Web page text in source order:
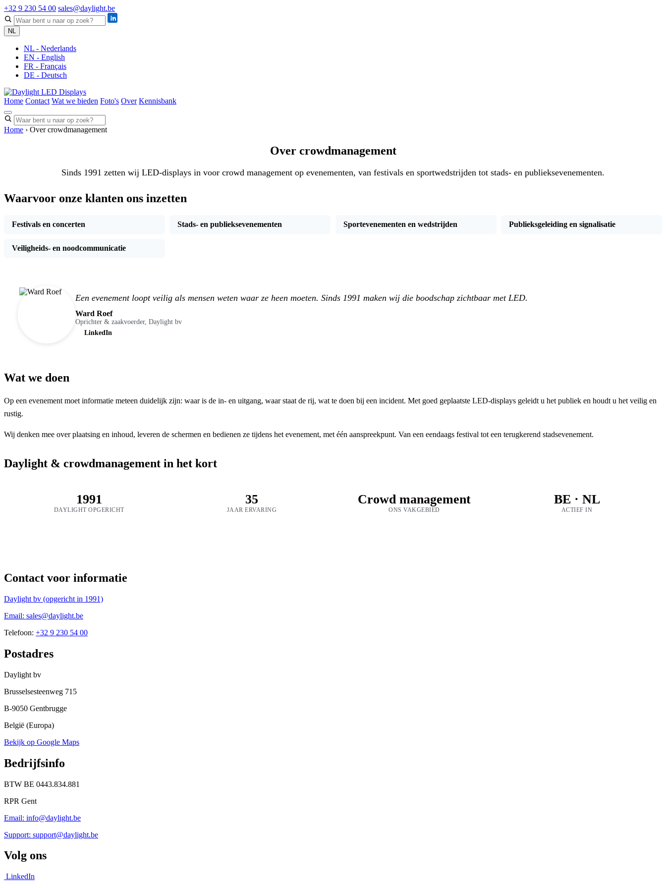
+32 9 230 54 00 sales@daylight.be
NL
NL - Nederlands
EN - English
FR - Français
DE - Deutsch
Home Contact Wat we bieden Foto's Over Kennisbank
Home › Over crowdmanagement
Over crowdmanagement
Sinds 1991 zetten wij LED-displays in voor crowd management op evenementen, van festivals en sportwedstrijden tot stads- en publieksevenementen.
Waarvoor onze klanten ons inzetten
Festivals en concerten Stads- en publieksevenementen Sportevenementen en wedstrijden Publieksgeleiding en signalisatie
Veiligheids- en noodcommunicatie
Een evenement loopt veilig als mensen weten waar ze heen moeten. Sinds 1991 maken wij die boodschap zichtbaar met LED.
Ward Roef
Oprichter & zaakvoerder, Daylight bv
LinkedIn
Wat we doen
Op een evenement moet informatie meteen duidelijk zijn: waar is de in- en uitgang, waar staat de rij, wat te doen bij een incident. Met goed geplaatste LED-displays geleidt u het publiek en houdt u het veilig en
rustig.
Wij denken mee over plaatsing en inhoud, leveren de schermen en bedienen ze tijdens het evenement, met één aanspreekpunt. Van een eendaags festival tot een terugkerend stadsevenement.
Daylight & crowdmanagement in het kort
1991
DAYLIGHT OPGERICHT
35
JAAR ERVARING
Crowd management
ONS VAKGEBIED
BE · NL
ACTIEF IN
Contact voor informatie
Daylight bv (opgericht in 1991)
Email: sales@daylight.be
Telefoon: +32 9 230 54 00
Postadres
Daylight bv
Brusselsesteenweg 715
B-9050 Gentbrugge
België (Europa)
Bekijk op Google Maps
Bedrijfsinfo
BTW BE 0443.834.881
RPR Gent
Email: info@daylight.be
Support: support@daylight.be
Volg ons
LinkedIn